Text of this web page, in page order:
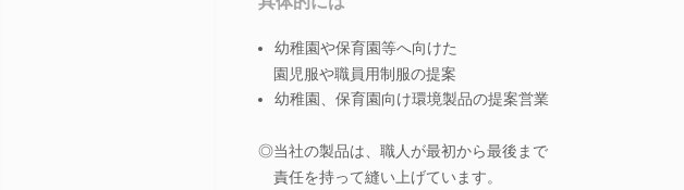
幼稚園や保育園等へ向けた
園児服や職員用制服の提案
幼稚園、保育園向け環境製品の提案営業
◎当社の製品は、職人が最初から最後まで
責任を持って縫い上げています。